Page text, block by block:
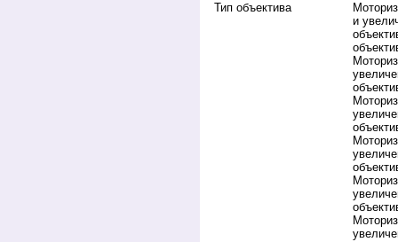
Тип объектива
и